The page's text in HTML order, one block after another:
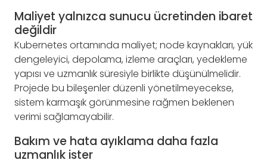
Maliyet yalnızca sunucu ücretinden ibaret
değildir
Kubernetes ortamında maliyet; node kaynakları, yük
dengeleyici, depolama, izleme araçları, yedekleme
yapısı ve uzmanlık süresiyle birlikte düşünülmelidir.
Projede bu bileşenler düzenli yönetilmeyecekse,
sistem karmaşık görünmesine rağmen beklenen
verimi sağlamayabilir.
Bakım ve hata ayıklama daha fazla
uzmanlık ister